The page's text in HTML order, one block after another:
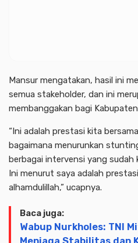
Mansur mengatakan, hasil ini
semua stakeholder, dan ini
membanggakan bagi
“Ini adalah prestasi kita
bagaimana menurunkan
berbagai intervensi yang sudah
Ini menurut saya adalah
alhamdulillah,” ucapnya.
Baca juga:
Wabup Nurkholes: TNI
Menjaga Stabilitas dan